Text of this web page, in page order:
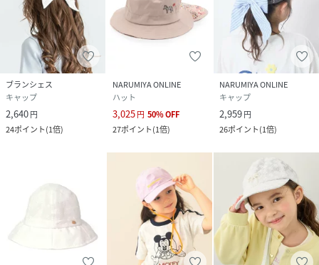
ブランシェス
キャップ
2,640円
24ポイント(1倍)
NARUMIYA ONLINE
ハット
3,025円 50%OFF
27ポイント(1倍)
NARUMIYA ONLINE
キャップ
2,959円
26ポイント(1倍)